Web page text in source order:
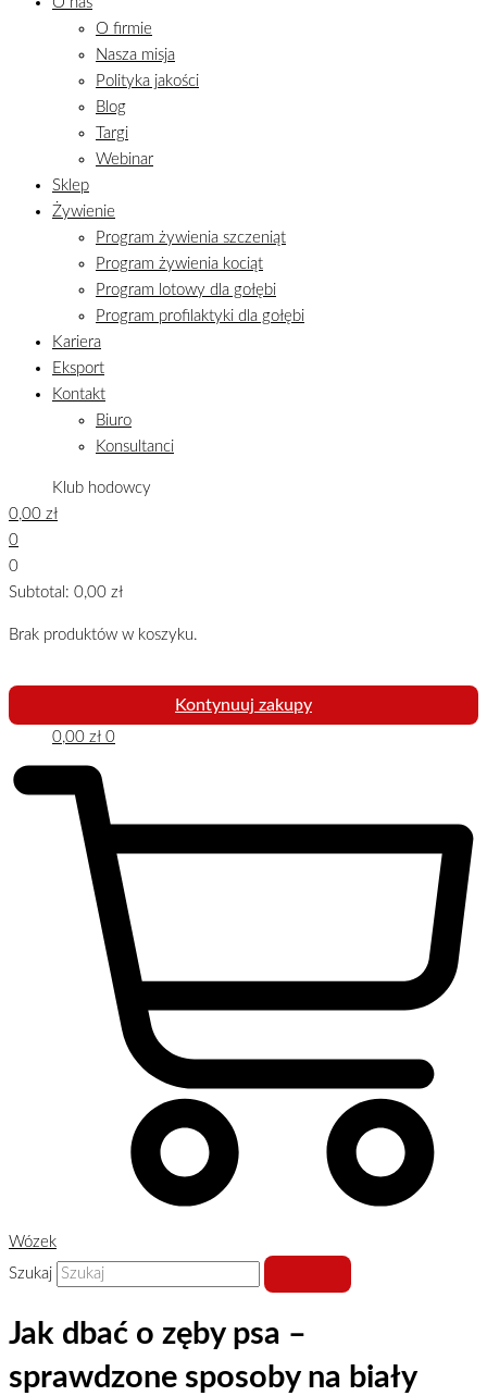
O firmie
Nasza misja
Polityka jakości
Blog
Targi
Webinar
Sklep
Żywienie
Program żywienia szczeniąt
Program żywienia kociąt
Program lotowy dla gołębi
Program profilaktyki dla gołębi
Kariera
Eksport
Kontakt
Biuro
Konsultanci
Klub hodowcy
0,00 zł
0
0
Subtotal: 0,00 zł
Brak produktów w koszyku.
Kontynuuj zakupy
0,00 zł 0
Wózek
Szukaj
Jak dbać o zęby psa –
sprawdzone sposoby na biały